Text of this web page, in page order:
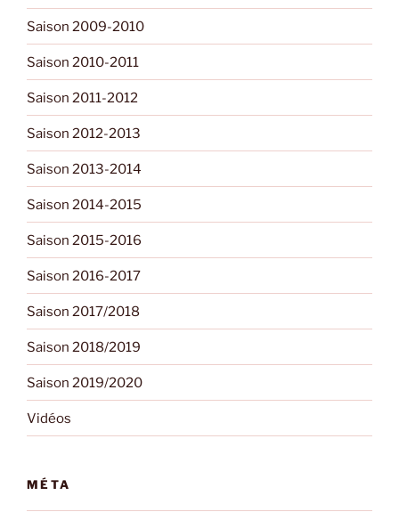
Saison 2009-2010
Saison 2010-2011
Saison 2011-2012
Saison 2012-2013
Saison 2013-2014
Saison 2014-2015
Saison 2015-2016
Saison 2016-2017
Saison 2017/2018
Saison 2018/2019
Saison 2019/2020
Vidéos
MÉTA